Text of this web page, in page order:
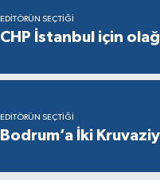
EDITÖRÜN SEÇTIĞI
CHP İstanbul için
EDITÖRÜN SEÇTIĞI
Bodrum’a İki